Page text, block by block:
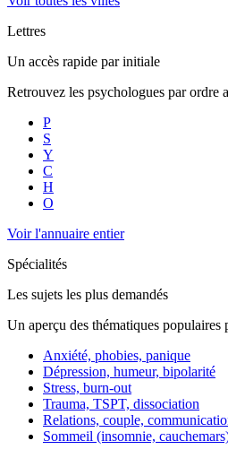
Lettres
Un accès rapide par initiale
Retrouvez les psychologues par ordre
P
S
Y
C
H
O
Voir l'annuaire entier
Spécialités
Les sujets les plus demandés
Un aperçu des thématiques populaires
Anxiété, phobies, panique
Dépression, humeur, bipolarité
Stress, burn-out
Trauma, TSPT, dissociation
Relations, couple,
Sommeil (insomnie,